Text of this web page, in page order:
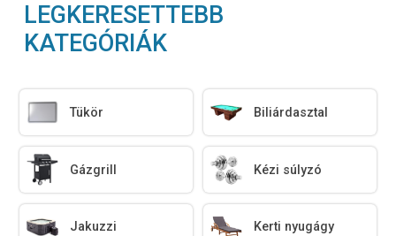
LEGKERESETTEBB
KATEGÓRIÁK
Tükör Biliárdasztal
Gázgrill Kézi súlyzó
Jakuzzi Kerti nyugágy